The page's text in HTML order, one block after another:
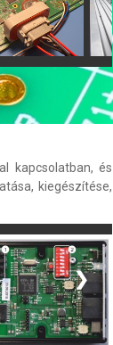
kapcsolatban, és
kiegészítése,
❯